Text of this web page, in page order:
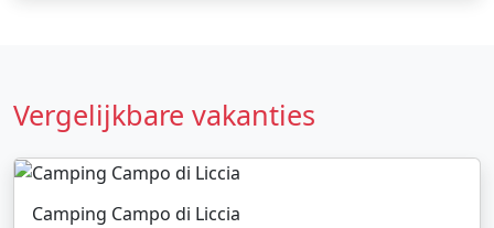
Vergelijkbare vakanties
Camping Campo di Liccia